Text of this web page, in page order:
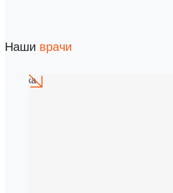
Наши врачи